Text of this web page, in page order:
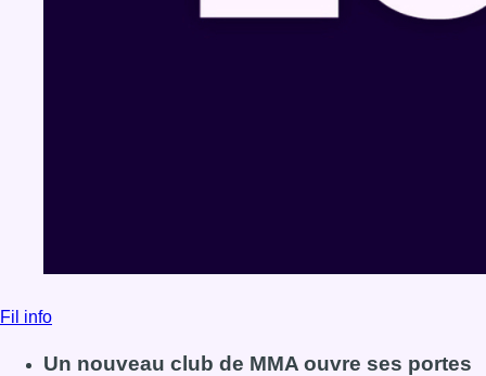
Fil info
Un nouveau club de MMA ouvre ses portes